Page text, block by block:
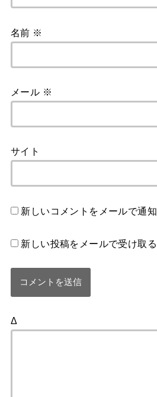
名前 ※
メール ※
サイト
新しいコメントをメールで通知
新しい投稿をメールで受け取る
Δ